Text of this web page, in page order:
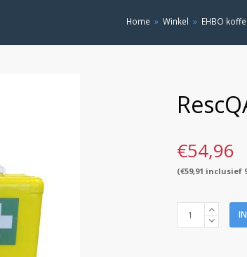
Home » Winkel » EHBO
€54,96
(€59,91 inclusief
RescQAssist
verbandtrommel